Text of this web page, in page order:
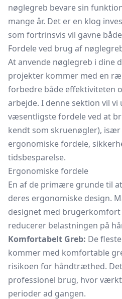
nøglegreb bevare sin
mange år. Det er en klog
som fortrinsvis vil gavne
Fordele ved brug af
At anvende nøglegreb i dine
projekter kommer med en
forbedre både effektiviteten
arbejde. I denne sektion vil vi
væsentligste fordele ved at
kendt som skruenøgler),
ergonomiske fordele,
tidsbesparelse.
Ergonomiske fordele
En af de primære grunde til
deres ergonomiske design.
designet med
reducerer belastningen på
Komfortabelt Greb: De
kommer med komfortable
risikoen for håndtræthed.
professionel brug, hvor
perioder ad gangen.